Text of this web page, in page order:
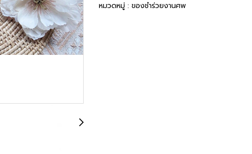
หมวดหมู่ : ของชำร่วยงานศพ